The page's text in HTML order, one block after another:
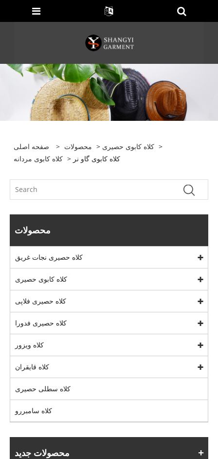
صفحه اصلی > محصولات > کلاه کابوی حصیری >
کلاه کابوی مردانه
> کلاه کابوی گاو نر
محصولات
کلاه حصیری نجات غریق
کلاه کابوی حصیری
کلاه حصیری فلاپی
کلاه حصیری فدورا
کلاه ویزور
کلاه قایقران
کلاه سطلی حصیری
کلاه سامبررو
محصولات جدید